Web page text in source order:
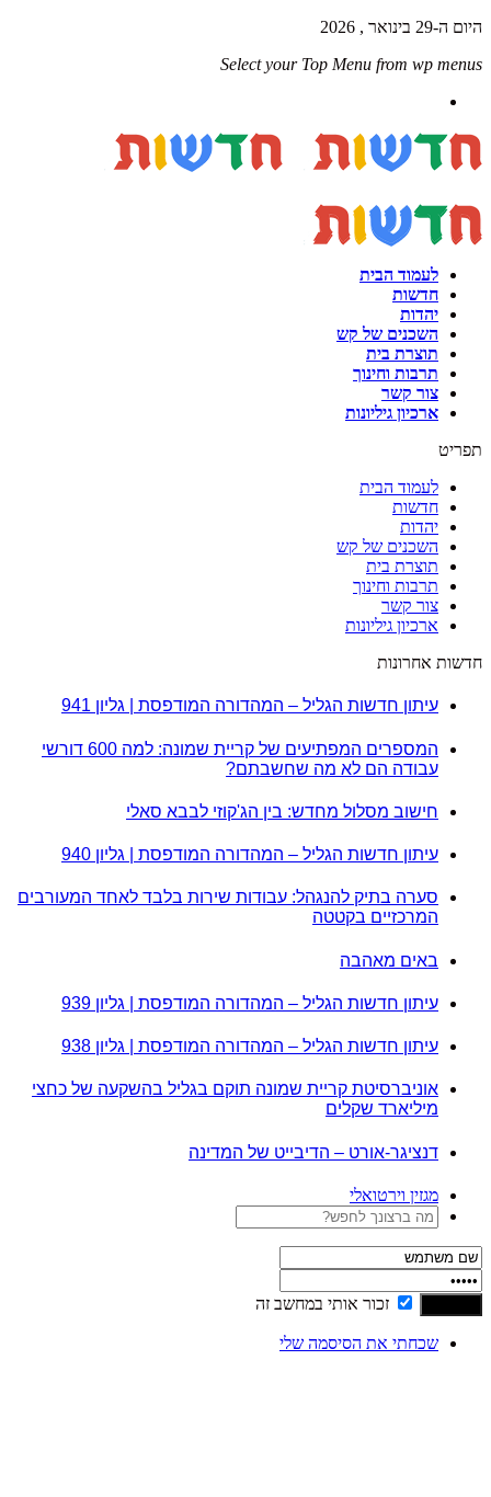
היום ה-29 בינואר , 2026
Select your Top Menu from wp menus
לעמוד הבית
חדשות
יהדות
השכנים של קש
תוצרת בית
תרבות וחינוך
צור קשר
ארכיון גיליונות
תפריט
לעמוד הבית
חדשות
יהדות
השכנים של קש
תוצרת בית
תרבות וחינוך
צור קשר
ארכיון גיליונות
חדשות אחרונות
עיתון חדשות הגליל – המהדורה המודפסת | גליון 941
המספרים המפתיעים של קריית שמונה: למה 600 דורשי
עבודה הם לא מה שחשבתם?
חישוב מסלול מחדש: בין הג'קוזי לבבא סאלי
עיתון חדשות הגליל – המהדורה המודפסת | גליון 940
סערה בתיק להנגהל: עבודות שירות בלבד לאחד המעורבים
המרכזיים בקטטה
באים מאהבה
עיתון חדשות הגליל – המהדורה המודפסת | גליון 939
עיתון חדשות הגליל – המהדורה המודפסת | גליון 938
אוניברסיטת קריית שמונה תוקם בגליל בהשקעה של כחצי
מיליארד שקלים
דנציגר-אורט – הדיבייט של המדינה
מגזין וירטואלי
זכור אותי במחשב זה
שכחתי את הסיסמה שלי